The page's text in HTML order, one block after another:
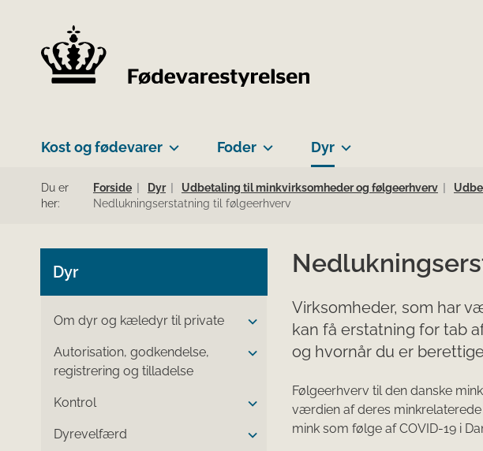
Kost og fødevarer Foder Dyr
Du er
her:
Forside Dyr Udbetaling til minkvirksomheder og følgeerhverv
Nedlukningserstatning til følgeerhverv
Dyr
Om dyr og kæledyr til private
Autorisation, godkendelse,
registrering og tilladelse
Kontrol
Dyrevelfærd
Virksomheder, som har
kan få erstatning for tab
og hvornår du er
Følgeerhverv til den danske
værdien af deres
mink som følge af COVID-19 i